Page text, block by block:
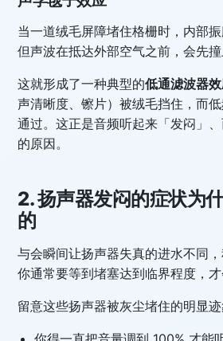
当一道绒毛屏障堵住格栅时，内部
但声波在抵达外部空气之前，会先撞
这就形成了一种典型的低通滤波器
声清晰度、镲片）被绒毛挡住，而
通过。这正是音频听起来「发闷」
的原因。
2. 扬声器发闷的症状为
的
与会瞬间让扬声器失真的进水不同，
你通常要等到堵塞达到临界程度，才
留意这些扬声器被灰尘堵住的明显迹